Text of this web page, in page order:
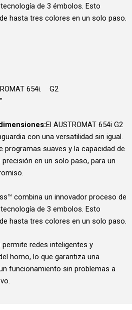
de 3 émbolos. Esto
hasta tres colores en un solo paso.
654i. G2
El AUSTROMAT 654i G2
con una versatilidad sin igual.
programas suaves y la capacidad de
en un solo paso, para un
combina un innovador proceso de
de 3 embolos. Esto
hasta tres colores en un solo paso.
redes inteligentes y
horno, lo que garantiza una
funcionamiento sin problemas a